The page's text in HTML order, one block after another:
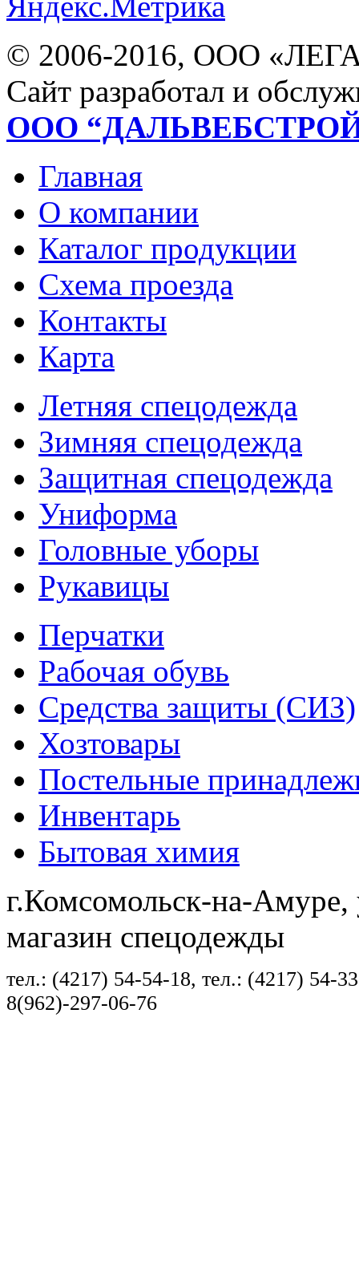
© 2006-2016, ООО
Сайт разработал и
ООО
Главная
О компании
Каталог продукции
Схема проезда
Контакты
Карта
Летняя спецодежда
Зимняя спецодежда
Защитная спецодежда
Униформа
Головные уборы
Рукавицы
Перчатки
Рабочая обувь
Средства защиты (СИЗ)
Хозтовары
Постельные
Инвентарь
Бытовая химия
г.Комсомольск-на-
магазин спецодежды
тел.: (4217) 54-54-18, тел.: (4217) 54-
8(962)-297-06-76